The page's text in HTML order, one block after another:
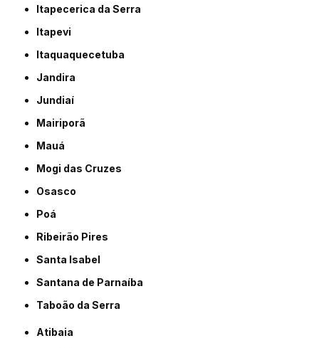
Itapecerica da Serra
Itapevi
Itaquaquecetuba
Jandira
Jundiaí
Mairiporã
Mauá
Mogi das Cruzes
Osasco
Poá
Ribeirão Pires
Santa Isabel
Santana de Parnaíba
Taboão da Serra
Atibaia